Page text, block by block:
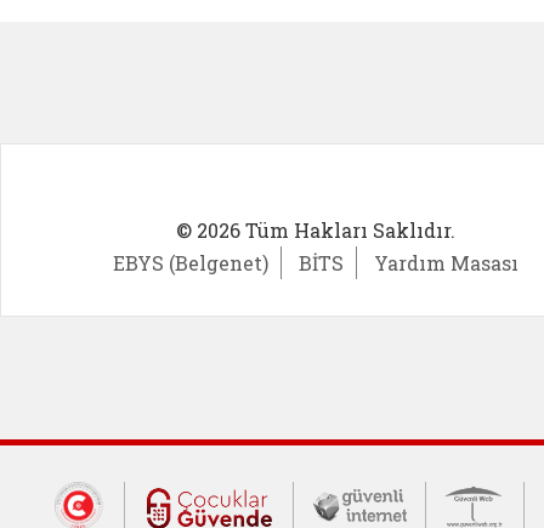
© 2026 Tüm Hakları Saklıdır.
EBYS (Belgenet)
BİTS Yardım Masası
Dış Bağlantılar
Cumhurbaşkanlığı İletişim Merkezi
Çocuklar Güvende (yeni
Güvenli